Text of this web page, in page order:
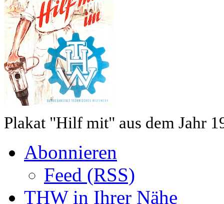
Plakat "Hilf mit" aus dem Jahr
Abonnieren
Feed (RSS)
THW in Ihrer Nähe